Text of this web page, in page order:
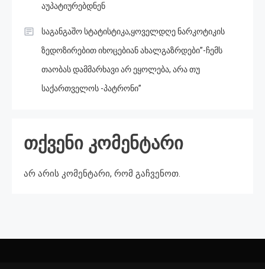
აუპატიურებდნენ
საგანგაშო სტატისტიკა,ყოველდღე ნარკოტიკის
ზედოზირებით იხოცებიან ახალგაზრდები”-ჩემს
თაობას დამმარხავი არ ეყოლება, არა თუ
საქართველოს -პატრონი”
თქვენი კომენტარი
არ არის კომენტარი, რომ გაჩვენოთ.